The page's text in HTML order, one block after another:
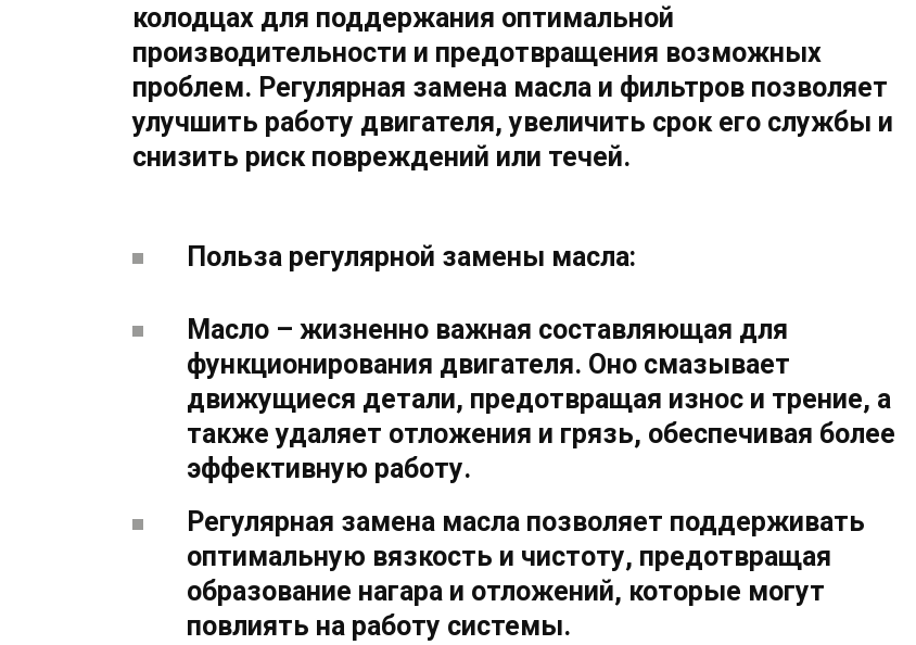
колодцах для поддержания оптимальной
производительности и предотвращения возможных
проблем. Регулярная замена масла и фильтров позволяет
улучшить работу двигателя, увеличить срок его службы и
снизить риск повреждений или течей.
Польза регулярной замены масла:
Масло – жизненно важная составляющая для
функционирования двигателя. Оно смазывает
движущиеся детали, предотвращая износ и трение, а
также удаляет отложения и грязь, обеспечивая более
эффективную работу.
Регулярная замена масла позволяет поддерживать
оптимальную вязкость и чистоту, предотвращая
образование нагара и отложений, которые могут
повлиять на работу системы.